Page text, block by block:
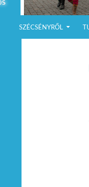
SZÉCSÉNYRŐL